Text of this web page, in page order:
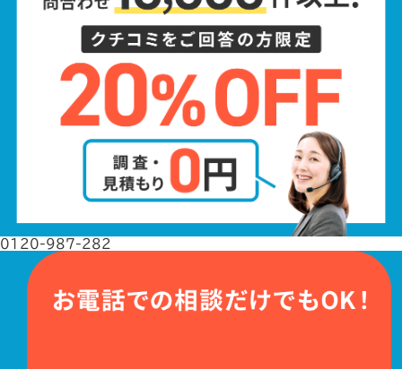
0120-987-282